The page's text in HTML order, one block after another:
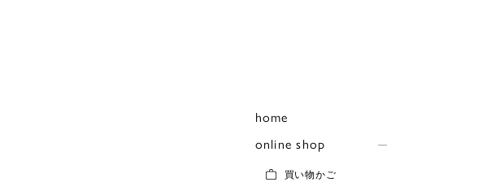
home
online shop
買い物かご